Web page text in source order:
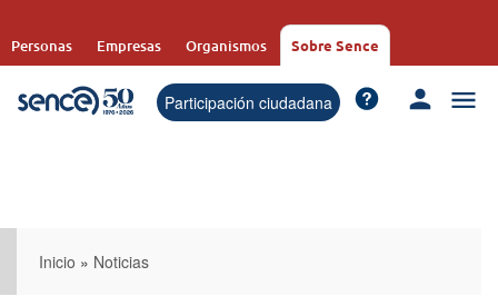
contenido
Personas Empresas Organismos Sobre Sence
Participación ciudadana
Inicio » Noticias